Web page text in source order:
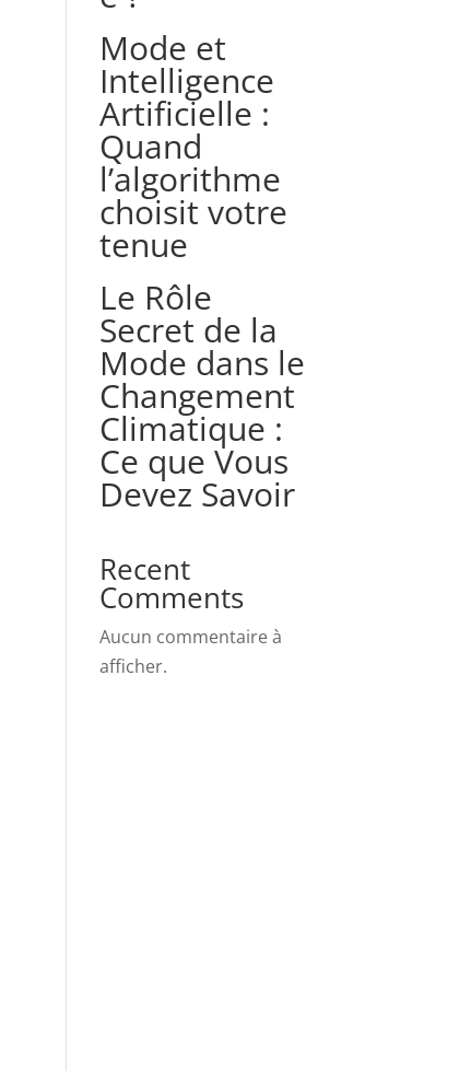
Mode et
Intelligence
Artificielle :
Quand
l’algorithme
choisit votre
tenue
Le Rôle
Secret de la
Mode dans le
Changement
Climatique :
Ce que Vous
Devez Savoir
Recent
Comments
Aucun commentaire à
afficher.